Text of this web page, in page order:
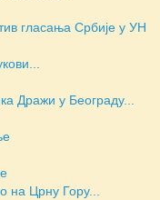
гласања Србије у УН
Дражи у Београду...
на Црну Гору...